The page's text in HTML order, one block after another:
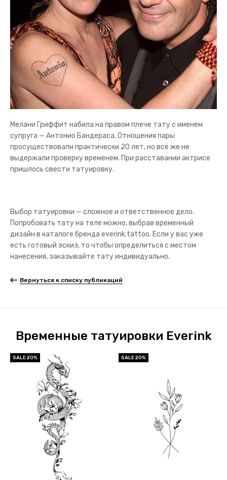
Мелани Гриффит набила на правом плече тату с именем
супруга — Антонио Бандераса. Отношения пары
просуществовали практически 20 лет, но всё же не
выдержали проверку временем. При расставании актрисе
пришлось свести татуировку.
Выбор татуировки — сложное и ответственное дело.
Попробовать тату на теле можно, выбрав временный
дизайн в каталоге бренда everink.tattoo. Если у вас уже
есть готовый эскиз, то чтобы определиться с местом
нанесения, заказывайте тату индивидуально.
Вернуться к списку публикаций
Временные татуировки Everink
SALE 20% SALE 20%